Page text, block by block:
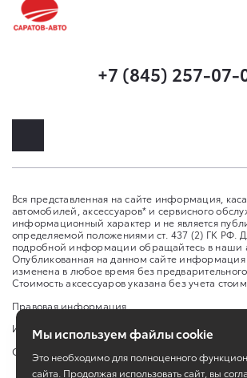
+7 (845) 257-07-
Вся представленная на сайте информация,
автомобилей, аксессуаров* и сервисного
информационный характер и не является
определяемой положениями ст. 437 (2) ГК РФ.
подробной информации обращайтесь в наши
Опубликованная на данном сайте
изменена в любое время без
Стоимость аксессуаров указана без учета
Правовая информация
Изменить настройку cookies
Сбросить cookie
Мы используем файлы cookie
Это необходимо для полноценного
сайта. Продолжая использовать сайт, вы